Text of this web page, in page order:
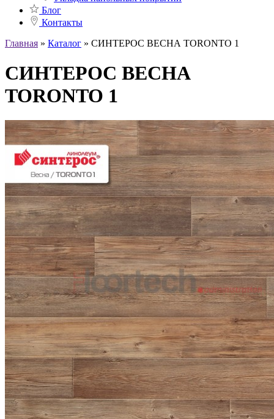
Блог
Контакты
Главная » Каталог » СИНТЕРОС ВЕСНА TORONTO 1
СИНТЕРОС ВЕСНА
TORONTO 1